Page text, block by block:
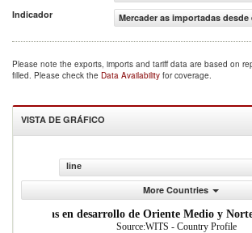
Indicador
Mercader as importadas
Please note the exports, imports and tariff data are based on
filled. Please check the Data Availability for coverage.
VISTA DE GRÁFICO
line
More Countries
Source:WITS - Country Profile